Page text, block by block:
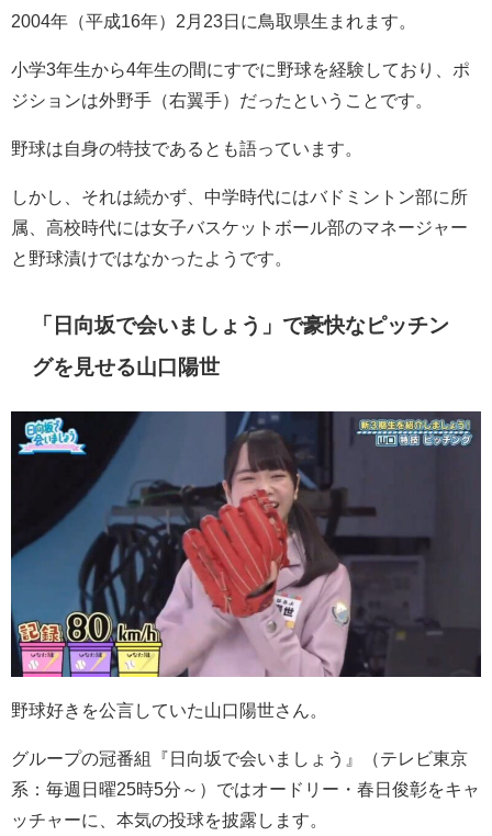
2004年（平成16年）2月23日に鳥取県生まれます。
小学3年生から4年生の間にすでに野球を経験しており、 ポ
ジションは外野手 （右翼手）だったということです。
野球は自身の特技であるとも語っています。
しかし、それは続かず、中学時代にはバドミントン部に所
属 、高校時代には女子バスケットボール部のマネージャー
と野球漬けではなかったようです。
「日向坂で会いましょう」で豪快なピッチン
グを見せる山口陽世
野球好きを公言していた山口陽世さん。
グループの冠番組『日向坂で会いましょう』（テレビ東京
系：毎週日曜25時5分～）ではオードリー・春日俊彰をキャ
ッチャーに、本気の投球を披露します。